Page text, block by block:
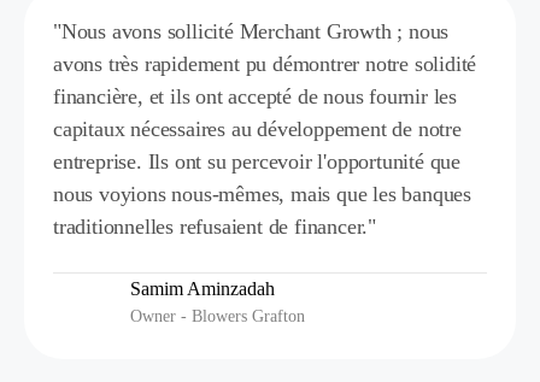
"Nous avons sollicité Merchant Growth ; nous
avons très rapidement pu démontrer notre solidité
financière, et ils ont accepté de nous fournir les
capitaux nécessaires au développement de notre
entreprise. Ils ont su percevoir l'opportunité que
nous voyions nous-mêmes, mais que les banques
traditionnelles refusaient de financer."
Samim Aminzadah
Owner - Blowers Grafton